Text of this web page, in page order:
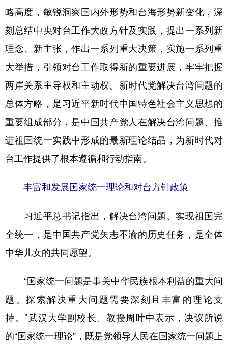
多语种频道
English Español Français عربى
Русский язык 日本語 한국어
Deutsch Português
略高度，敏锐洞察国内外形势和台海形势新变化，深
刻总结中央对台工作大政方针及实践，提出一系列新
理念、新主张，作出一系列重大决策，实施一系列重
大举措，引领对台工作取得新的重要进展，牢牢把握
两岸关系主导权和主动权。新时代党解决台湾问题的
总体方略，是习近平新时代中国特色社会主义思想的
重要组成部分，是中国共产党人在解决台湾问题、推
进祖国统一实践中形成的最新理论结晶，为新时代对
台工作提供了根本遵循和行动指南。
丰富和发展国家统一理论和对台方针政策
习近平总书记指出，解决台湾问题、实现祖国完
全统一，是中国共产党矢志不渝的历史任务，是全体
中华儿女的共同愿望。
“国家统一问题是事关中华民族根本利益的重大问
题。探索解决重大问题需要深刻且丰富的理论支
持。”武汉大学副校长、教授周叶中表示，决议所说
的“国家统一理论”，既是党领导人民在国家统一问题上